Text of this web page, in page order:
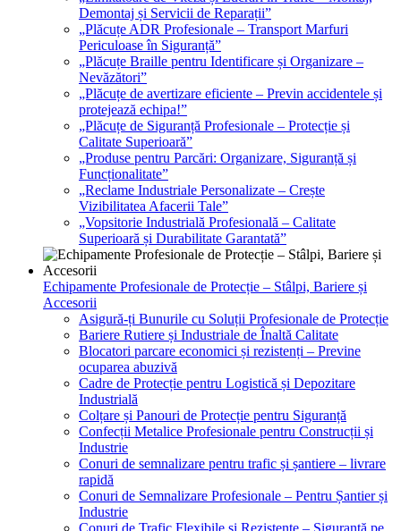
Demontaj și Servicii de Reparații”
„Plăcuțe ADR Profesionale – Transport Marfuri
Periculoase în Siguranță”
„Plăcuțe Braille pentru Identificare și Organizare –
Nevăzători”
„Plăcuțe de avertizare eficiente – Previn accidentele și
protejează echipa!”
„Plăcuțe de Siguranță Profesionale – Protecție și
Calitate Superioară”
„Produse pentru Parcări: Organizare, Siguranță și
Funcționalitate”
„Reclame Industriale Personalizate – Crește
Vizibilitatea Afacerii Tale”
„Vopsitorie Industrială Profesională – Calitate
Superioară și Durabilitate Garantată”
Echipamente Profesionale de Protecție – Stâlpi, Bariere și
Accesorii
Asigură-ți Bunurile cu Soluții Profesionale de Protecție
Bariere Rutiere și Industriale de Înaltă Calitate
Blocatori parcare economici și rezistenți – Previne
ocuparea abuzivă
Cadre de Protecție pentru Logistică și Depozitare
Industrială
Colțare și Panouri de Protecție pentru Siguranță
Confecții Metalice Profesionale pentru Construcții și
Industrie
Conuri de semnalizare pentru trafic și șantiere – livrare
rapidă
Conuri de Semnalizare Profesionale – Pentru Șantier și
Industrie
Conuri de Trafic Flexibile și Rezistente – Siguranță pe